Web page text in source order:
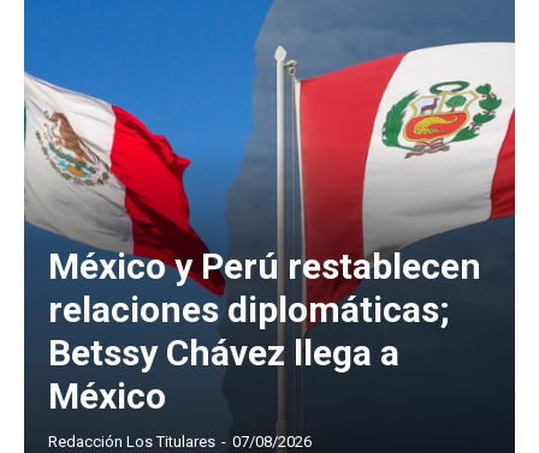
México y Perú restablecen
relaciones diplomáticas;
Betssy Chávez llega a
México
Redacción Los Titulares - 07/08/2026